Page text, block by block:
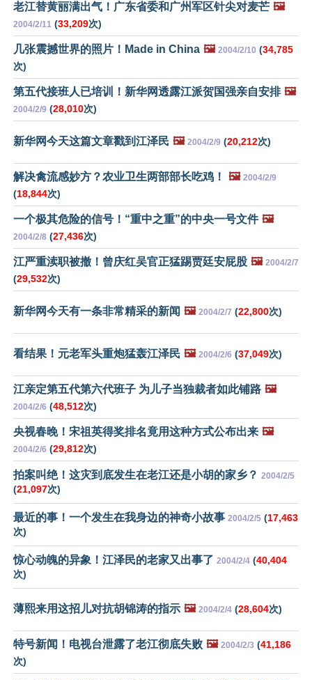
老江替黄丽满出气！广东省委和广州军区针尖对麦芒 🖼️
2004/2/11 (33,209次)
几张震撼世界的照片！Made in China 🖼️ 2004/2/10 (34,785
次)
第五代接班人已培训！新华网透露江派贺国强亲自安排 🖼️
2004/2/9 (28,010次)
新华网今天这篇文章戳到江泽民 🖼️ 2004/2/9 (20,212次)
解决禽流感妙方？农业卫生两部部长吃鸡！ 🖼️ 2004/2/9
(18,844次)
一个极其危险的信号！“重中之重”的中央一号文件 🖼️
2004/2/8 (27,436次)
江严重渎职被撤！曾庆红吴官正猛踢贾廷安屁股 🖼️ 2004/2/7
(29,532次)
新华网今天有一条非常精采的新闻 🖼️ 2004/2/7 (22,800次)
看结果！元老军头重炮猛轰江泽民 🖼️ 2004/2/6 (37,049次)
江亲定第五代第六代班子 为儿子当独裁者如此铺路 🖼️
2004/2/6 (48,512次)
央视春晚！宋祖英得奖排名竟用这种方式公布出来 🖼️
2004/2/6 (29,812次)
拍案叫绝！这灾到底发生在老江还是小胡的家乡？ 2004/2/5
(21,097次)
最近的事！一个发生在我身边的神奇小故事 2004/2/5 (17,463
次)
惊心动魄的异象！江泽民的老家又出事了 2004/2/4 (40,404
次)
薄熙来用这招儿对抗胡锦涛的指示 🖼️ 2004/2/4 (28,604次)
特号新闻！电视台泄露了老江彻底失败 🖼️ 2004/2/3 (41,186
次)